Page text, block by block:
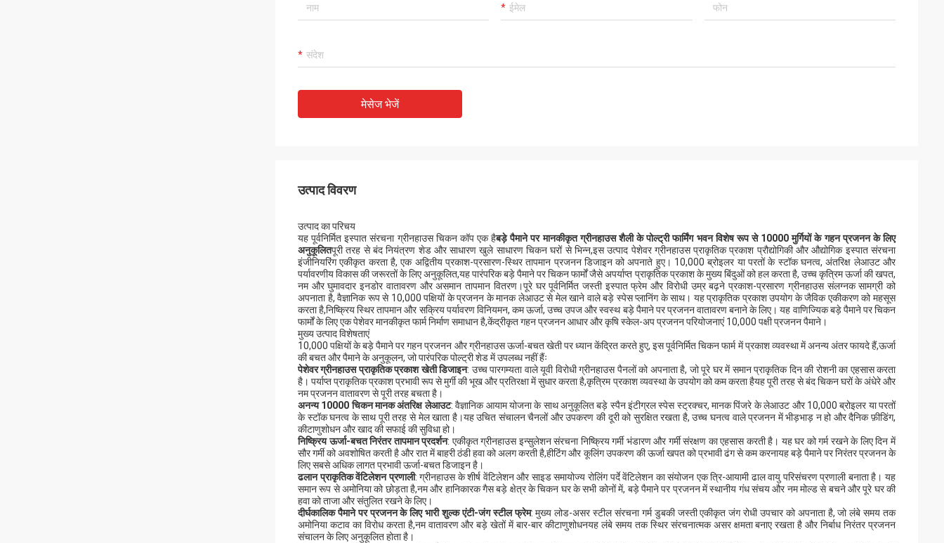
मेसेज भेजें
उत्पाद विवरण
उत्पाद का परिचय
यह पूर्वनिर्मित इस्पात संरचना ग्रीनहाउस चिकन कॉप एक हैबड़े पैमाने पर मानकीकृत ग्रीनहाउस शैली के पोल्ट्री फार्मिंग भवन विशेष रूप से 10000 मुर्गियों के गहन प्रजनन के लिए
अनुकूलितपूरी तरह से बंद नियंत्रण शेड और साधारण खुले साधारण चिकन घरों से भिन्न,इस उत्पाद पेशेवर ग्रीनहाउस प्राकृतिक प्रकाश प्रौद्योगिकी और औद्योगिक इस्पात संरचना
इंजीनियरिंग एकीकृत करता है, एक अद्वितीय प्रकाश-प्रसारण-स्थिर तापमान प्रजनन डिजाइन को अपनाते हुए। 10,000 ब्रोइलर या परतों के स्टॉक घनत्व, अंतरिक्ष लेआउट और
पर्यावरणीय विकास की जरूरतों के लिए अनुकूलित,यह पारंपरिक बड़े पैमाने पर चिकन फार्मों जैसे अपर्याप्त प्राकृतिक प्रकाश के मुख्य बिंदुओं को हल करता है, उच्च कृत्रिम ऊर्जा की खपत,
नम और घुमावदार इनडोर वातावरण और असमान तापमान वितरण।पूरे घर पूर्वनिर्मित जस्ती इस्पात फ्रेम और विरोधी उम्र बढ़ने प्रकाश-प्रसारण ग्रीनहाउस संलग्नक सामग्री को
अपनाता है, वैज्ञानिक रूप से 10,000 पक्षियों के प्रजनन के मानक लेआउट से मेल खाने वाले बड़े स्पेस प्लानिंग के साथ। यह प्राकृतिक प्रकाश उपयोग के जैविक एकीकरण को महसूस
करता है,निष्क्रिय स्थिर तापमान और सक्रिय पर्यावरण विनियमन, कम ऊर्जा, उच्च उपज और स्वस्थ बड़े पैमाने पर प्रजनन वातावरण बनाने के लिए। यह वाणिज्यिक बड़े पैमाने पर चिकन
फार्मों के लिए एक पेशेवर मानकीकृत फार्म निर्माण समाधान है,केंद्रीकृत गहन प्रजनन आधार और कृषि स्केल-अप प्रजनन परियोजनाएं 10,000 पक्षी प्रजनन पैमाने।
मुख्य उत्पाद विशेषताएं
10,000 पक्षियों के बड़े पैमाने पर गहन प्रजनन और ग्रीनहाउस ऊर्जा-बचत खेती पर ध्यान केंद्रित करते हुए, इस पूर्वनिर्मित चिकन फार्म में प्रकाश व्यवस्था में अनन्य अंतर फायदे हैं,ऊर्जा
की बचत और पैमाने के अनुकूलन, जो पारंपरिक पोल्ट्री शेड में उपलब्ध नहीं हैंः
पेशेवर ग्रीनहाउस प्राकृतिक प्रकाश खेती डिजाइन: उच्च पारगम्यता वाले यूवी विरोधी ग्रीनहाउस पैनलों को अपनाता है, जो पूरे घर में समान प्राकृतिक दिन की रोशनी का एहसास करता
है। पर्याप्त प्राकृतिक प्रकाश प्रभावी रूप से मुर्गी की भूख और प्रतिरक्षा में सुधार करता है,कृत्रिम प्रकाश व्यवस्था के उपयोग को कम करता हैयह पूरी तरह से बंद चिकन घरों के अंधेरे और
नम प्रजनन वातावरण से पूरी तरह बचता है।
अनन्य 10000 चिकन मानक अंतरिक्ष लेआउट: वैज्ञानिक आयाम योजना के साथ अनुकूलित बड़े स्पैन इंटीग्रल स्पेस स्ट्रक्चर, मानक पिंजरे के लेआउट और 10,000 ब्रोइलर या परतों
के स्टॉक घनत्व के साथ पूरी तरह से मेल खाता है।यह उचित संचालन चैनलों और उपकरण की दूरी को सुरक्षित रखता है, उच्च घनत्व वाले प्रजनन में भीड़भाड़ न हो और दैनिक फ़ीडिंग,
कीटाणुशोधन और खाद की सफाई की सुविधा हो।
निष्क्रिय ऊर्जा-बचत निरंतर तापमान प्रदर्शन: एकीकृत ग्रीनहाउस इन्सुलेशन संरचना निष्क्रिय गर्मी भंडारण और गर्मी संरक्षण का एहसास करती है। यह घर को गर्म रखने के लिए दिन में
सौर गर्मी को अवशोषित करती है और रात में बाहरी ठंडी हवा को अलग करती है,हीटिंग और कूलिंग उपकरण की ऊर्जा खपत को प्रभावी ढंग से कम करनायह बड़े पैमाने पर निरंतर प्रजनन के
लिए सबसे अधिक लागत प्रभावी ऊर्जा-बचत डिजाइन है।
ढलान प्राकृतिक वेंटिलेशन प्रणाली: ग्रीनहाउस के शीर्ष वेंटिलेशन और साइड समायोज्य रोलिंग पर्दे वेंटिलेशन का संयोजन एक त्रि-आयामी ढाल वायु परिसंचरण प्रणाली बनाता है। यह
समान रूप से अमोनिया को छोड़ता है,नम और हानिकारक गैस बड़े क्षेत्र के चिकन घर के सभी कोनों में, बड़े पैमाने पर प्रजनन में स्थानीय गंध संचय और नम मोल्ड से बचने और पूरे घर की
हवा को ताजा और संतुलित रखने के लिए।
दीर्घकालिक पैमाने पर प्रजनन के लिए भारी शुल्क एंटी-जंग स्टील फ्रेम: मुख्य लोड-असर स्टील संरचना गर्म डुबकी जस्ती एकीकृत जंग रोधी उपचार को अपनाता है, जो लंबे समय तक
अमोनिया कटाव का विरोध करता है,नम वातावरण और बड़े खेतों में बार-बार कीटाणुशोधनयह लंबे समय तक स्थिर संरचनात्मक असर क्षमता बनाए रखता है और निर्बाध निरंतर प्रजनन
संचालन के लिए अनुकूलित होता है।